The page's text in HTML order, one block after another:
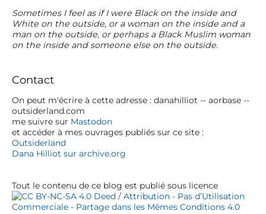
o
n
d
l
a
r
t
i
l
e
s
p
o
s
t
p
o
P
r
i
m
r
y
S
i
d
e
b
Sometimes I feel as if I were Black on the inside and
White on the outside, or a woman on the inside and a
man on the outside, or perhaps a Black Muslim woman
on the inside and someone else on the outside.
Contact
On peut m'écrire à cette adresse : danahilliot -- aorbase --
outsiderland.com
me suivre sur Mastodon
et accéder à mes ouvrages publiés sur ce site :
Outsiderland
Dana Hilliot sur archive.org
Tout le contenu de ce blog est publié sous licence